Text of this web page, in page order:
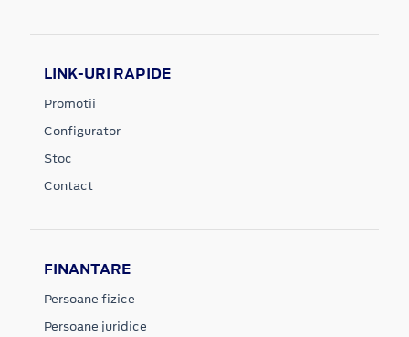
LINK-URI RAPIDE
Promotii
Configurator
Stoc
Contact
FINANTARE
Persoane fizice
Persoane juridice